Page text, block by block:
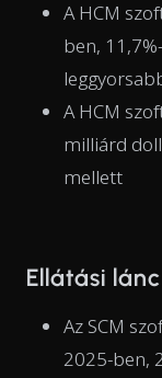
A HCM
ben,
A HCM
milliárd
mellett
Ellátási
Az SCM
2025-ben,